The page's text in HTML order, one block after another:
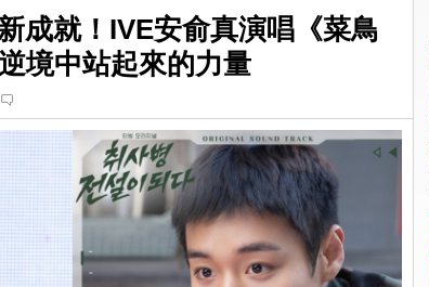
成就！IVE安俞真演唱《菜鳥
境中站起來的力量